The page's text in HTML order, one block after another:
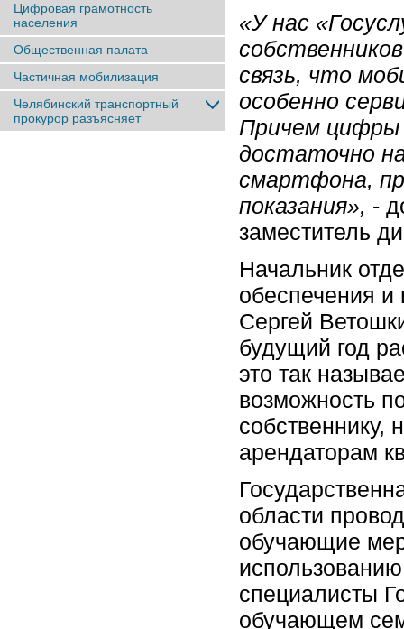
Цифровая грамотность
населения
Общественная палата
Частичная мобилизация
Челябинский транспортный
прокурор разъясняет
«У нас
связь, что
особенно
Причем цифры
достаточно
смартфона,
показания», -
заместитель
Начальник
обеспечения
Сергей
будущий год
это так
возможность
собственнику,
арендаторам
области
обучающие
специалисты
обучающем